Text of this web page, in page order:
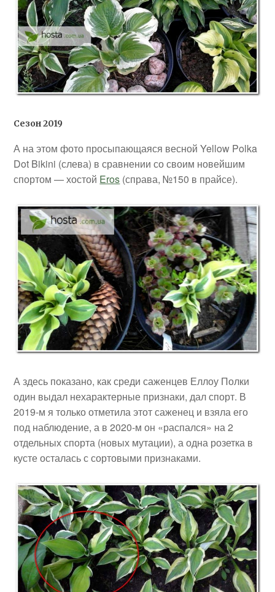
Сезон 2019
А на этом фото просыпающаяся весной Yellow Polka
Dot Bikini (слева) в сравнении со своим новейшим
спортом — хостой Eros (справа, №150 в прайсе).
А здесь показано, как среди саженцев Еллоу Полки
один выдал нехарактерные признаки, дал спорт. В
2019-м я только отметила этот саженец и взяла его
под наблюдение, а в 2020-м он «распался» на 2
отдельных спорта (новых мутации), а одна розетка в
кусте осталась с сортовыми признаками.